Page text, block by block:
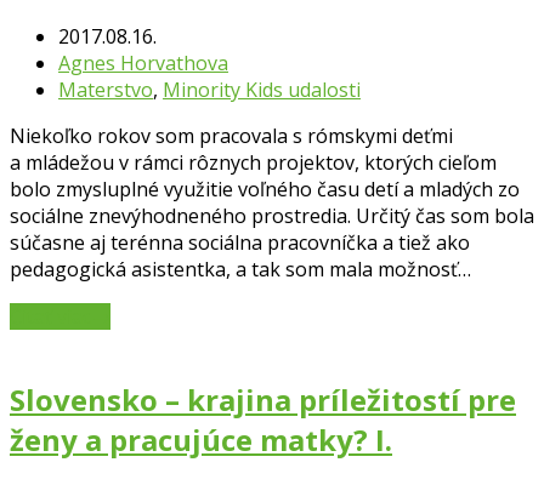
2017.08.16.
Agnes Horvathova
Materstvo, Minority Kids udalosti
Niekoľko rokov som pracovala s rómskymi deťmi
a mládežou v rámci rôznych projektov, ktorých cieľom
bolo zmysluplné využitie voľného času detí a mladých zo
sociálne znevýhodneného prostredia. Určitý čas som bola
súčasne aj terénna sociálna pracovníčka a tiež ako
pedagogická asistentka, a tak som mala možnosť…
Slovensko – krajina príležitostí pre
ženy a pracujúce matky? I.